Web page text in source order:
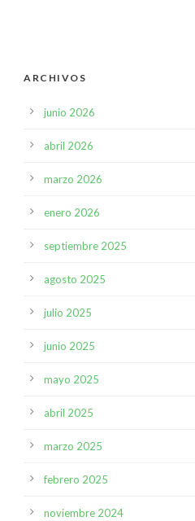
ARCHIVOS
junio 2026
abril 2026
marzo 2026
enero 2026
septiembre 2025
agosto 2025
julio 2025
junio 2025
mayo 2025
abril 2025
marzo 2025
febrero 2025
noviembre 2024